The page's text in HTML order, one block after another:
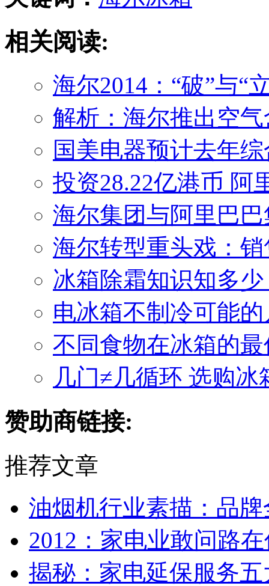
相关阅读:
海尔2014：“破”与“
解析：海尔推出空
国美电器预计去年
投资28.22亿港币 阿
海尔集团与阿里巴
海尔转型重头戏：销
冰箱除霜知识知多
电冰箱不制冷可能
不同食物在冰箱的
几门≠几循环 选购
赞助商链接:
推荐文章
油烟机行业素描：品
2012：家电业敢问路
揭秘：家电延保服务